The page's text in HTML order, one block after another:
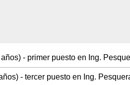
- primer puesto en Ing.
- tercer puesto en Ing.